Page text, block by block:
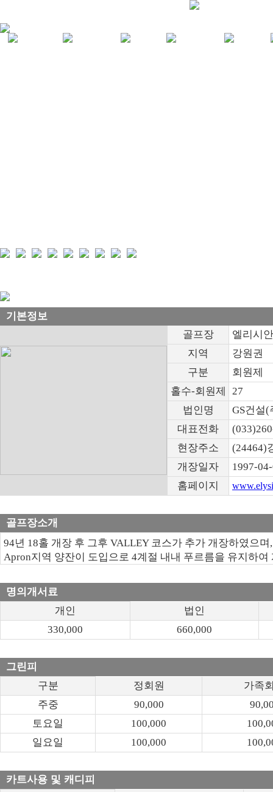
기본정보
골프장
엘리시
지역
강원권
구분
회원제
홀수-회원제
27
법인명
GS건설(
대표전화
현장주소
(24464)
개장일자
1997-
홈페이지
골프장소개
94년 18홀 개장 후 그후 VALLEY 코스가 추가 개장하였으
Apron지역 양잔이 도입으로 4계절 내내 푸르름을 유지하
명의개서료
개인
법인
330,000
660,000
그린피
구분
정회원
가족
주중
90,000
토요일
100,000
일요일
100,000
카트사용 및 캐디피